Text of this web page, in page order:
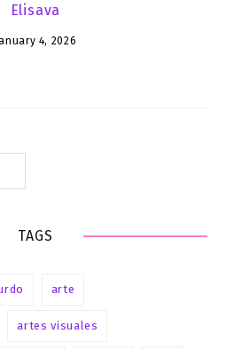
Elisava
4, 2026
TAGS
arte
artes visuales